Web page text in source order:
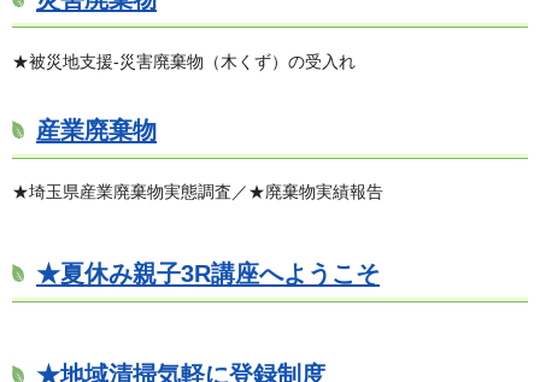
★被災地支援-災害廃棄物（木くず）の受入れ
産業廃棄物
★埼玉県産業廃棄物実態調査／★廃棄物実績報告
★夏休み親子3R講座へようこそ
★地域清掃気軽に登録制度